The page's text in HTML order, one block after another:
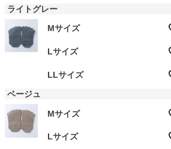
ライトグレー
Mサイズ
Lサイズ
LLサイズ
ベージュ
Mサイズ
Lサイズ